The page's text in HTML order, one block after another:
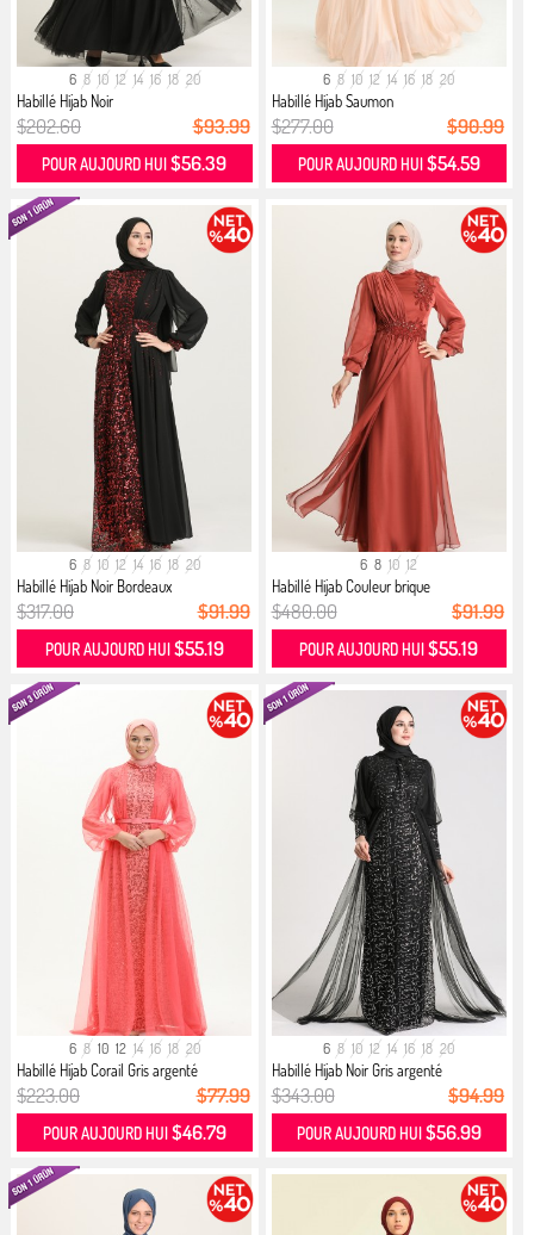
6 8 10 12 14 16 18 20
Habillé Hijab Noir
$202.60 $93.99
POUR AUJOURD HUI$56.39
6 8 10 12 14 16 18 20
Habillé Hijab Saumon
$277.00 $90.99
POUR AUJOURD HUI $54.59
6 8 10 12 14 16 18 20
Habillé Hijab Noir Bordeaux
$317.00 $91.99
POUR AUJOURD HUI$55.19
6 8 10 12
Habillé Hijab Couleur brique
$480.00 $91.99
POUR AUJOURD HUI$55.19
6 8 10 12 14 16 18 20
Habillé Hijab Corail Gris argenté
$223.00 $77.99
POUR AUJOURD HUI $46.79
6 8 10 12 14 16 18 20
Habillé Hijab Noir Gris argenté
$343.00 $94.99
POUR AUJOURD HUI $56.99